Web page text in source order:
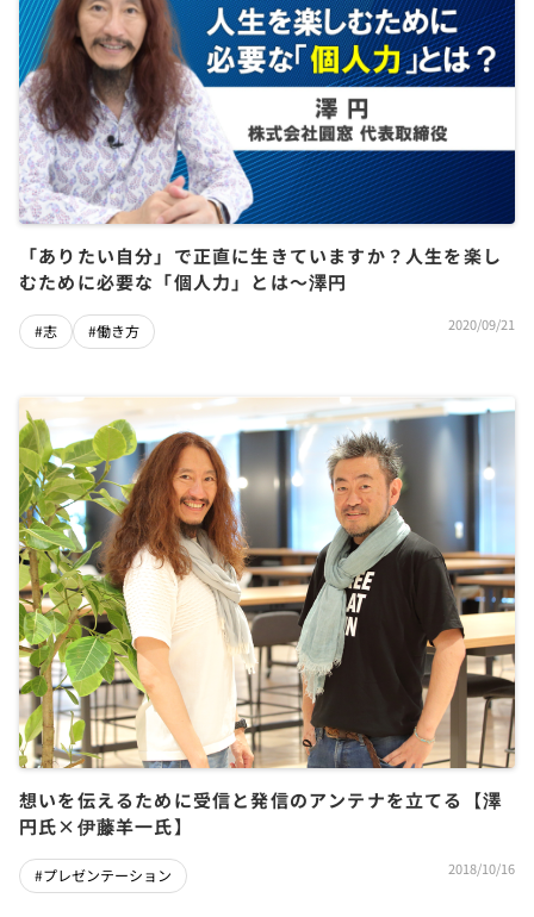
「ありたい自分」で正直に生きていますか？人生を楽し
むために必要な「個人力」とは〜澤円
#志 #働き方 2020/09/21
想いを伝えるために受信と発信のアンテナを立てる【澤
円氏×伊藤羊一氏】
#プレゼンテーション 2018/10/16